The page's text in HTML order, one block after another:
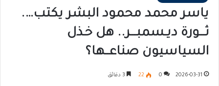
ياسر محمد محمود البشر يكتب….
ثـــورة ديـسمبـــر.. هل خـذل
السياسيون صناعــها؟
2026-03-31
0
22